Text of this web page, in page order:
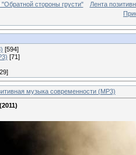
"Обратной стороны грусти"
Лента
[594]
[71]
музыка современности (MP3)